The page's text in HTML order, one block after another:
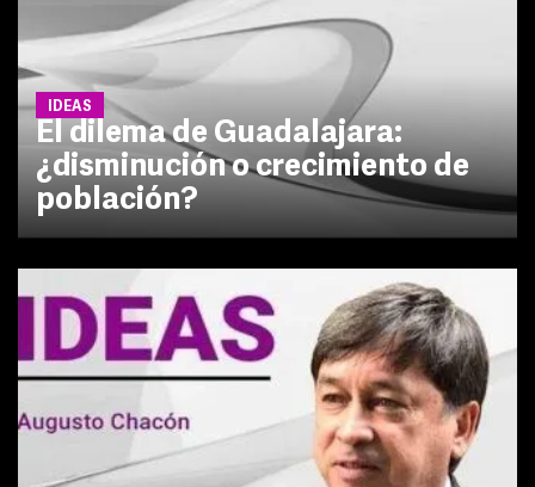
IDEAS
El dilema de Guadalajara:
¿disminución o crecimiento de
población?